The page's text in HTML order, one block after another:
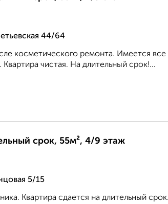
44/64
косметического ремонта. Имеется все
чистая. На длительный срок!...
срок, 55м², 4/9 этаж
5/15
Квартира сдается на длительный